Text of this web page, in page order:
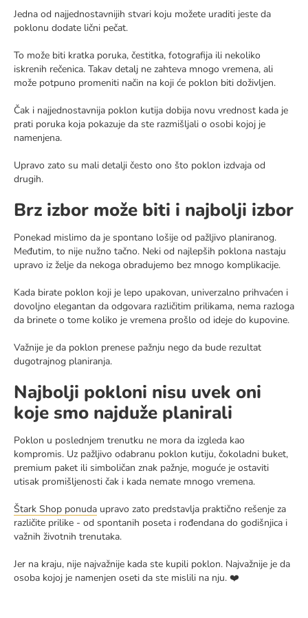
Jedna od najjednostavnijih stvari koju možete uraditi jeste da
poklonu dodate lični pečat.
To može biti kratka poruka, čestitka, fotografija ili nekoliko
iskrenih rečenica. Takav detalj ne zahteva mnogo vremena, ali
može potpuno promeniti način na koji će poklon biti doživljen.
Čak i najjednostavnija poklon kutija dobija novu vrednost kada je
prati poruka koja pokazuje da ste razmišljali o osobi kojoj je
namenjena.
Upravo zato su mali detalji često ono što poklon izdvaja od
drugih.
Brz izbor može biti i najbolji izbor
Ponekad mislimo da je spontano lošije od pažljivo planiranog.
Međutim, to nije nužno tačno. Neki od najlepših poklona nastaju
upravo iz želje da nekoga obradujemo bez mnogo komplikacije.
Kada birate poklon koji je lepo upakovan, univerzalno prihvaćen i
dovoljno elegantan da odgovara različitim prilikama, nema razloga
da brinete o tome koliko je vremena prošlo od ideje do kupovine.
Važnije je da poklon prenese pažnju nego da bude rezultat
dugotrajnog planiranja.
Najbolji pokloni nisu uvek oni
koje smo najduže planirali
Poklon u poslednjem trenutku ne mora da izgleda kao
kompromis. Uz pažljivo odabranu poklon kutiju, čokoladni buket,
premium paket ili simboličan znak pažnje, moguće je ostaviti
utisak promišljenosti čak i kada nemate mnogo vremena.
Štark Shop ponuda upravo zato predstavlja praktično rešenje za
različite prilike - od spontanih poseta i rođendana do godišnjica i
važnih životnih trenutaka.
Jer na kraju, nije najvažnije kada ste kupili poklon. Najvažnije je da
osoba kojoj je namenjen oseti da ste mislili na nju. ❤️